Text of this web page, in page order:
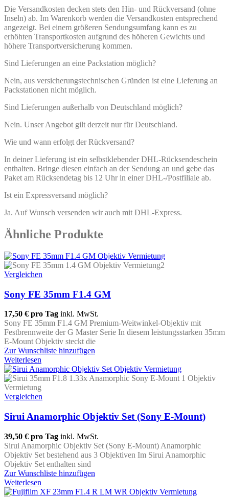
Die Versandkosten decken stets den Hin- und Rückversand (ohne
Inseln) ab. Im Warenkorb werden die Versandkosten entsprechend
angezeigt. Bei einem größeren Sendungsumfang kann es zu
erhöhten Transportkosten aufgrund des höheren Gewichts und
höhere Transportversicherung kommen.
Sind Lieferungen an eine Packstation möglich?
Nein, aus versicherungstechnischen Gründen ist eine Lieferung an
Packstationen nicht möglich.
Sind Lieferungen außerhalb von Deutschland möglich?
Nein. Unser Angebot gilt derzeit nur für Deutschland.
Wie und wann erfolgt der Rückversand?
In deiner Lieferung ist ein selbstklebender DHL-Rücksendeschein
enthalten. Bringe diesen einfach an der Sendung an und gebe das
Paket am Rücksendetag bis 12 Uhr in einer DHL-/Postfiliale ab.
Ist ein Expressversand möglich?
Ja. Auf Wunsch versenden wir auch mit DHL-Express.
Ähnliche Produkte
Vergleichen
Sony FE 35mm F1.4 GM
17,50 € pro Tag inkl. MwSt.
Sony FE 35mm F1.4 GM Premium-Weitwinkel-Objektiv mit
Festbrennweite der G Master Serie In diesem leistungsstarken 35mm
E-Mount Objektiv steckt die
Zur Wunschliste hinzufügen
Weiterlesen
Vergleichen
Sirui Anamorphic Objektiv Set (Sony E-Mount)
39,50 € pro Tag inkl. MwSt.
Sirui Anamorphic Objektiv Set (Sony E-Mount) Anamorphic
Objektiv Set bestehend aus 3 Objektiven Im Sirui Anamorphic
Objektiv Set enthalten sind
Zur Wunschliste hinzufügen
Weiterlesen